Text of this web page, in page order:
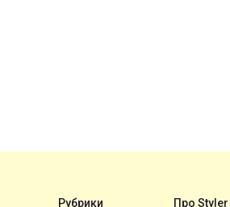
Рубрики
Про Styler